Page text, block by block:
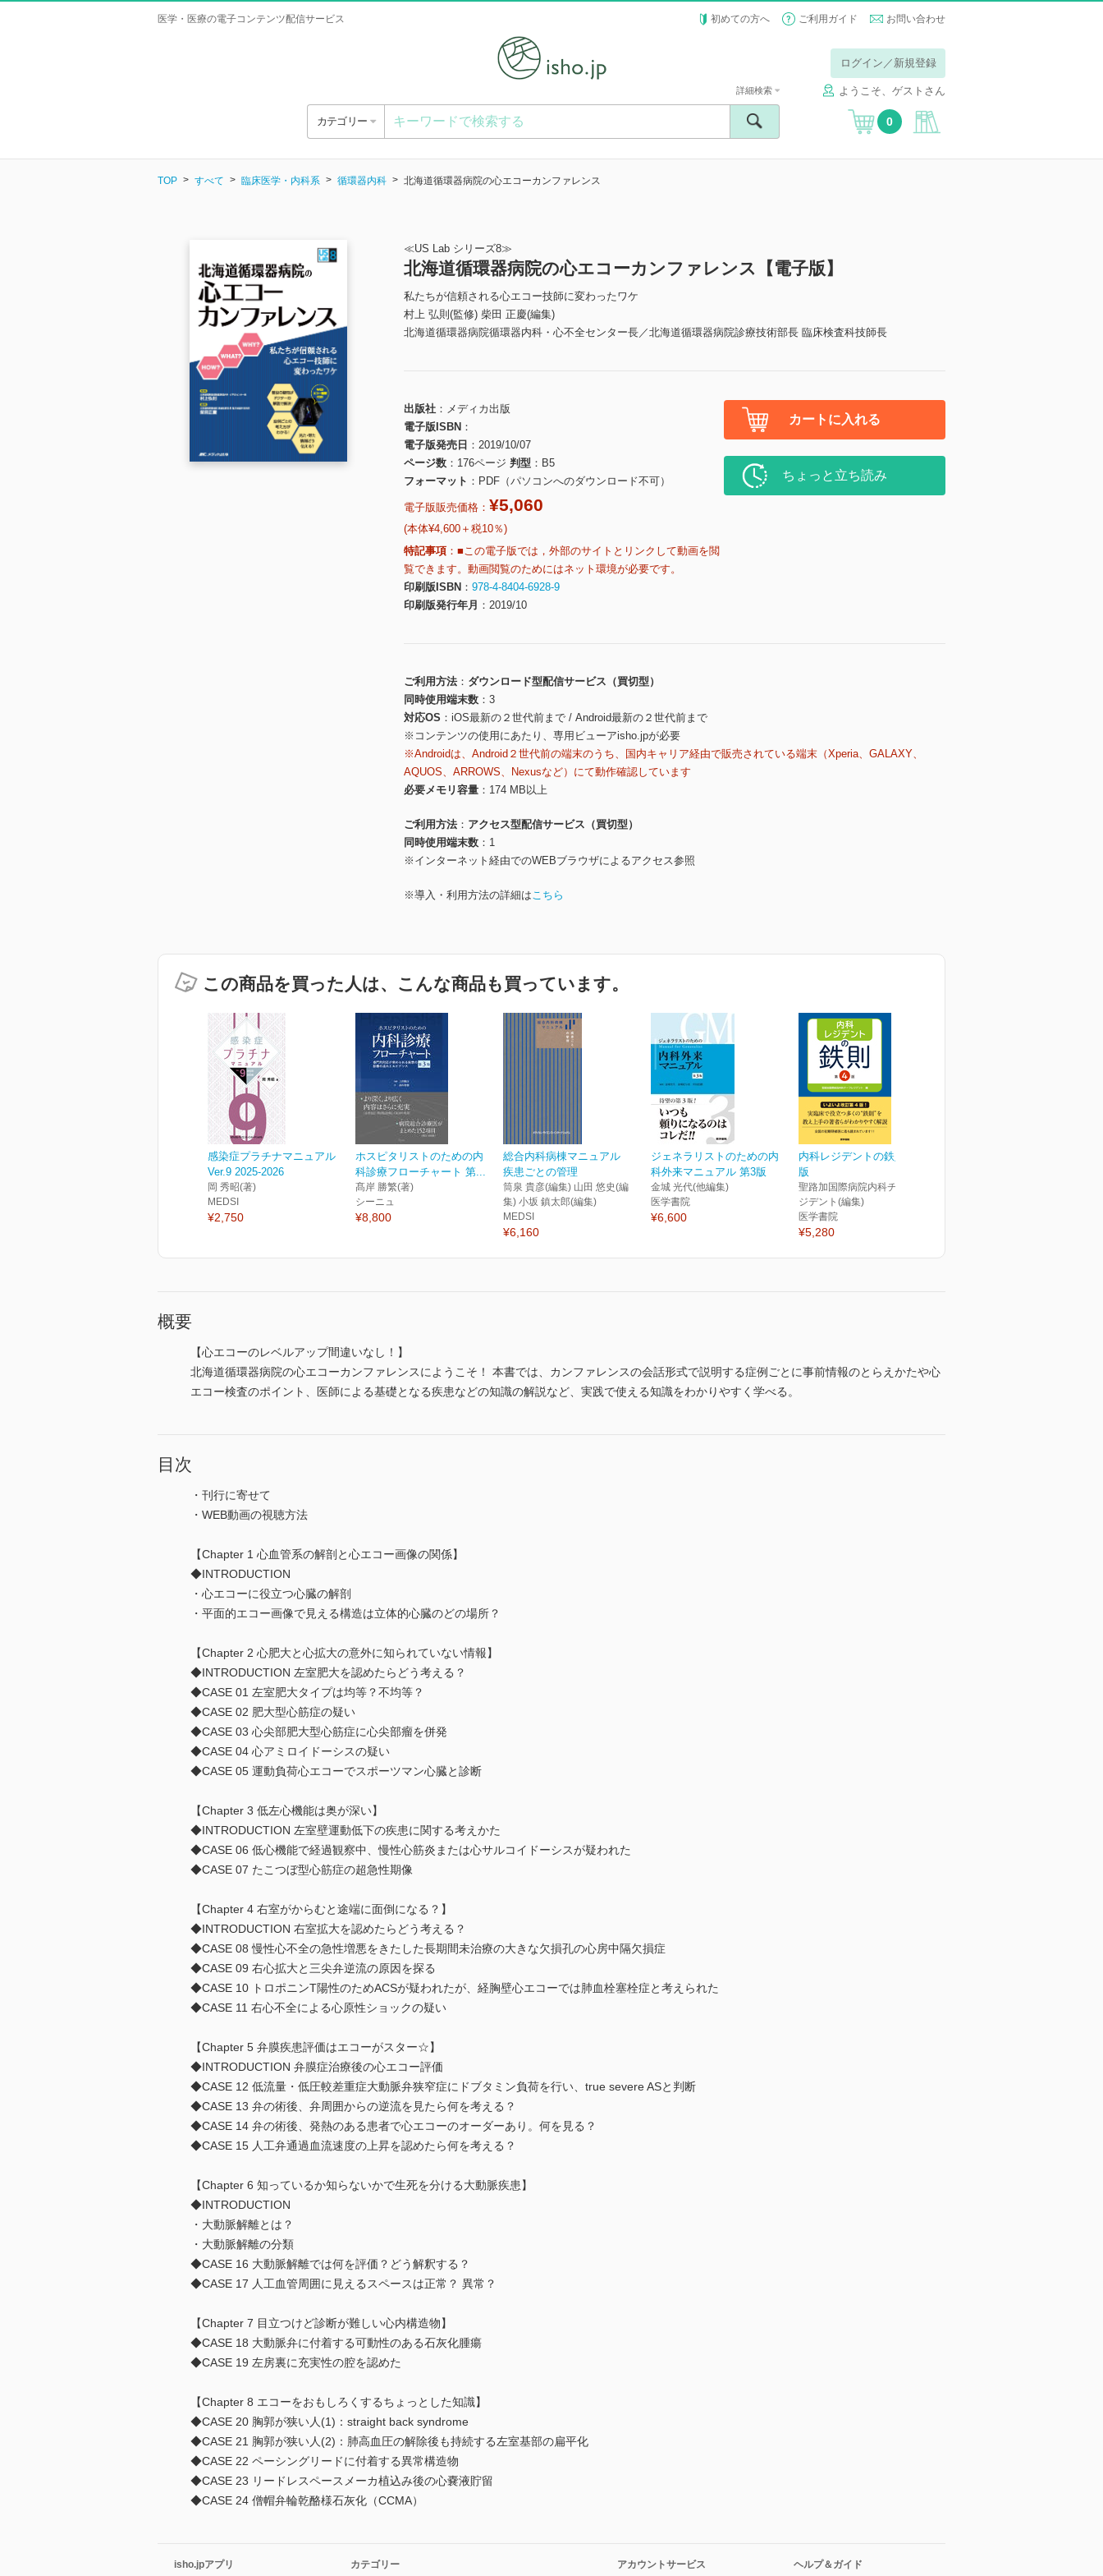
医学・医療の電子コンテンツ配信サービス 初めての方へ ご利用ガイド お問い合わせ
ログイン／新規登録
ようこそ、ゲストさん
カテゴリー
詳細検索
0
TOP すべて 臨床医学・内科系 循環器内科 北海道循環器病院の心エコーカンファレンス
≪US Lab シリーズ8≫
北海道循環器病院の心エコーカンファレンス【電子版】
私たちが信頼される心エコー技師に変わったワケ
村上 弘則(監修) 柴田 正慶(編集)
北海道循環器病院循環器内科・心不全センター長／北海道循環器病院診療技術部長 臨床検査科技師長
出版社
メディカ出版
電子版ISBN
電子版発売日
2019/10/07
ページ数
176ページ 判型
B5
フォーマット
PDF（パソコンへのダウンロード不可）
電子版販売価格： ¥5,060
(本体¥4,600＋税10％)
特記事項
■この電子版では，外部のサイトとリンクして動画を閲
覧できます。動画閲覧のためにはネット環境が必要です。
印刷版ISBN
978-4-8404-6928-9
印刷版発行年月
2019/10
カートに入れる
ちょっと立ち読み
ご利用方法
ダウンロード型配信サービス（買切型）
同時使用端末数
3
対応OS
iOS最新の２世代前まで / Android最新の２世代前まで
※コンテンツの使用にあたり、専用ビューアisho.jpが必要
※Androidは、Android２世代前の端末のうち、国内キャリア経由で販売されている端末（Xperia、GALAXY、
AQUOS、ARROWS、Nexusなど）にて動作確認しています
必要メモリ容量
174 MB以上
ご利用方法
アクセス型配信サービス（買切型）
同時使用端末数
1
※インターネット経由でのWEBブラウザによるアクセス参照
※導入・利用方法の詳細はこちら
この商品を買った人は、こんな商品も買っています。
感染症プラチナマニュアル
Ver.9 2025-2026
岡 秀昭(著)
MEDSI
¥2,750
ホスピタリストのための内
科診療フローチャート 第...
髙岸 勝繁(著)
シーニュ
¥8,800
総合内科病棟マニュアル
疾患ごとの管理
筒泉 貴彦(編集) 山田 悠史(編
集) 小坂 鎮太郎(編集)
MEDSI
¥6,160
ジェネラリストのための内
科外来マニュアル 第3版
金城 光代(他編集)
医学書院
¥6,600
内科レジデントの鉄則 第4
版
聖路加国際病院内科チーフレ
ジデント(編集)
医学書院
¥5,280
概要
【心エコーのレベルアップ間違いなし！】
北海道循環器病院の心エコーカンファレンスにようこそ！ 本書では、カンファレンスの会話形式で説明する症例ごとに事前情報のとらえかたや心
エコー検査のポイント、医師による基礎となる疾患などの知識の解説など、実践で使える知識をわかりやすく学べる。
目次
・刊行に寄せて
・WEB動画の視聴方法
【Chapter 1 心血管系の解剖と心エコー画像の関係】
◆INTRODUCTION
・心エコーに役立つ心臓の解剖
・平面的エコー画像で見える構造は立体的心臓のどの場所？
【Chapter 2 心肥大と心拡大の意外に知られていない情報】
◆INTRODUCTION 左室肥大を認めたらどう考える？
◆CASE 01 左室肥大タイプは均等？不均等？
◆CASE 02 肥大型心筋症の疑い
◆CASE 03 心尖部肥大型心筋症に心尖部瘤を併発
◆CASE 04 心アミロイドーシスの疑い
◆CASE 05 運動負荷心エコーでスポーツマン心臓と診断
【Chapter 3 低左心機能は奥が深い】
◆INTRODUCTION 左室壁運動低下の疾患に関する考えかた
◆CASE 06 低心機能で経過観察中、慢性心筋炎または心サルコイドーシスが疑われた
◆CASE 07 たこつぼ型心筋症の超急性期像
【Chapter 4 右室がからむと途端に面倒になる？】
◆INTRODUCTION 右室拡大を認めたらどう考える？
◆CASE 08 慢性心不全の急性増悪をきたした長期間未治療の大きな欠損孔の心房中隔欠損症
◆CASE 09 右心拡大と三尖弁逆流の原因を探る
◆CASE 10 トロポニンT陽性のためACSが疑われたが、経胸壁心エコーでは肺血栓塞栓症と考えられた
◆CASE 11 右心不全による心原性ショックの疑い
【Chapter 5 弁膜疾患評価はエコーがスター☆】
◆INTRODUCTION 弁膜症治療後の心エコー評価
◆CASE 12 低流量・低圧較差重症大動脈弁狭窄症にドブタミン負荷を行い、true severe ASと判断
◆CASE 13 弁の術後、弁周囲からの逆流を見たら何を考える？
◆CASE 14 弁の術後、発熱のある患者で心エコーのオーダーあり。何を見る？
◆CASE 15 人工弁通過血流速度の上昇を認めたら何を考える？
【Chapter 6 知っているか知らないかで生死を分ける大動脈疾患】
◆INTRODUCTION
・大動脈解離とは？
・大動脈解離の分類
◆CASE 16 大動脈解離では何を評価？どう解釈する？
◆CASE 17 人工血管周囲に見えるスペースは正常？ 異常？
【Chapter 7 目立つけど診断が難しい心内構造物】
◆CASE 18 大動脈弁に付着する可動性のある石灰化腫瘍
◆CASE 19 左房裏に充実性の腔を認めた
【Chapter 8 エコーをおもしろくするちょっとした知識】
◆CASE 20 胸郭が狭い人(1)：straight back syndrome
◆CASE 21 胸郭が狭い人(2)：肺高血圧の解除後も持続する左室基部の扁平化
◆CASE 22 ペーシングリードに付着する異常構造物
◆CASE 23 リードレスペースメーカ植込み後の心嚢液貯留
◆CASE 24 僧帽弁輪乾酪様石灰化（CCMA）
isho.jpアプリ カテゴリー アカウントサービス ヘルプ＆ガイド